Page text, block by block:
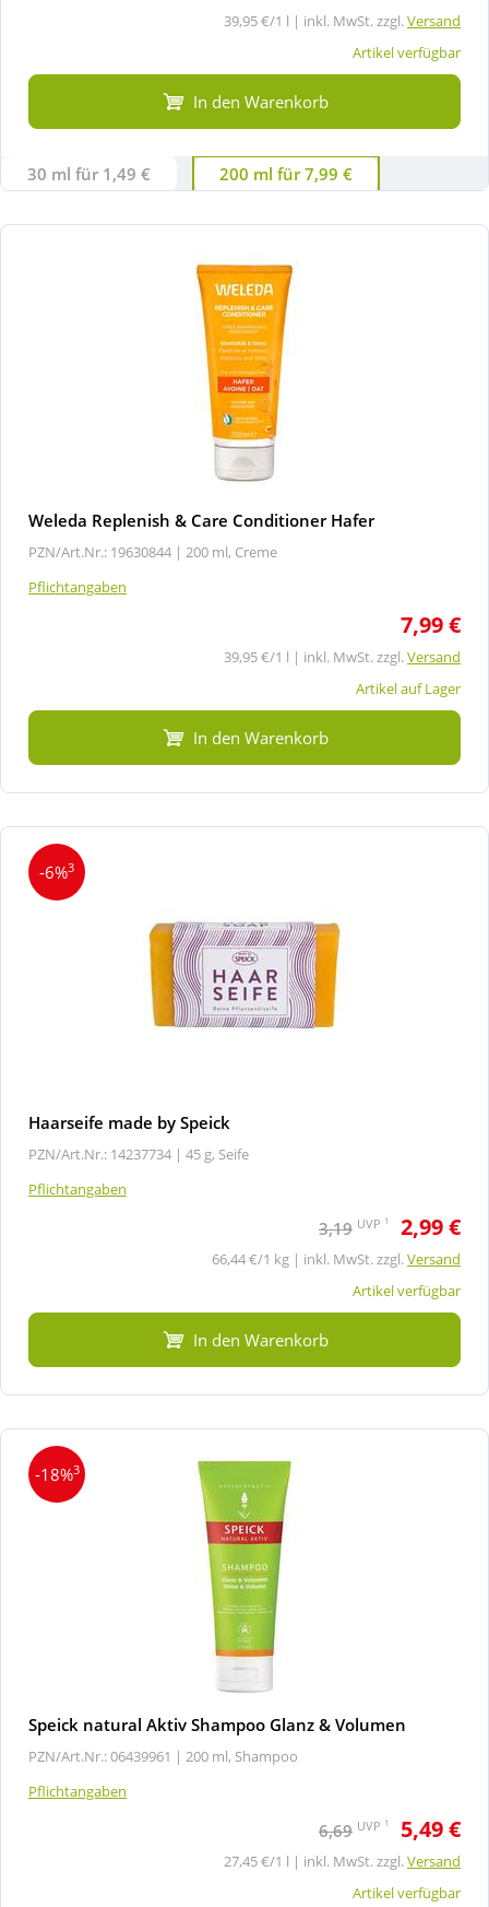
39,95 €/1 l | inkl. MwSt. zzgl.Versand
Artikel verfügbar
In den Warenkorb
30 ml für 1,49 € 200 ml für 7,99 €
Weleda Replenish & Care Conditioner Hafer
PZN/Art.Nr.: 19630844 | 200 ml, Creme
Pflichtangaben
7,99 €
39,95 €/1 l | inkl. MwSt. zzgl.Versand
Artikel auf Lager
In den Warenkorb
-6%3
Haarseife made by Speick
PZN/Art.Nr.: 14237734 | 45 g, Seife
Pflichtangaben
3,19 UVP 1 2,99 €
66,44 €/1 kg | inkl. MwSt. zzgl.Versand
Artikel verfügbar
In den Warenkorb
-18%3
Speick natural Aktiv Shampoo Glanz & Volumen
PZN/Art.Nr.: 06439961 | 200 ml, Shampoo
Pflichtangaben
6,69 UVP 1 5,49 €
27,45 €/1 l | inkl. MwSt. zzgl.Versand
Artikel verfügbar